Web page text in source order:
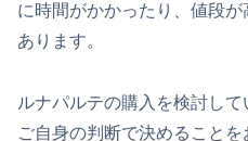
に時間がかかったり、値段
あります。
ルナパルテの購入を検討して
ご自身の判断で決めることを